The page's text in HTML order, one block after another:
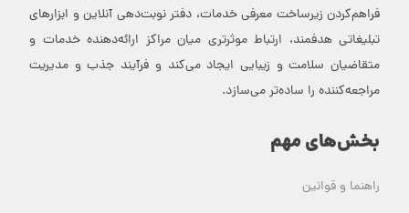
فراهم‌کردن زیرساخت معرفی خدمات، دفتر نوبت‌دهی آنلاین و ابزارهای
تبلیغاتی هدفمند، ارتباط موثرتری میان مراکز ارائه‌دهنده خدمات و
متقاضیان سلامت و زیبایی ایجاد می‌کند و فرآیند جذب و مدیریت
مراجعه‌کننده را ساده‌تر می‌سازد.
بخش‌های مهم
راهنما و قوانین